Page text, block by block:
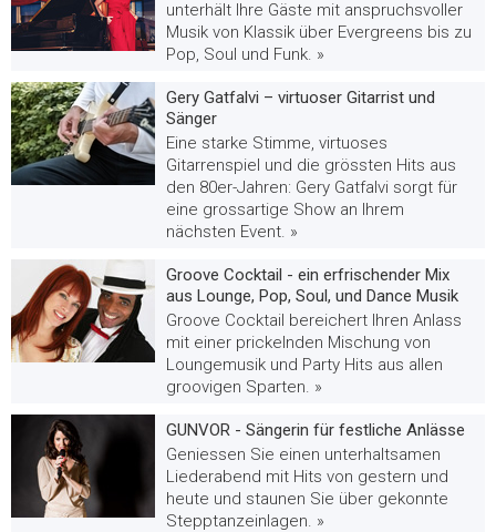
unterhält Ihre Gäste mit anspruchsvoller
Musik von Klassik über Evergreens bis zu
Pop, Soul und Funk. »
Gery Gatfalvi – virtuoser Gitarrist und
Sänger
Eine starke Stimme, virtuoses
Gitarrenspiel und die grössten Hits aus
den 80er-Jahren: Gery Gatfalvi sorgt für
eine grossartige Show an Ihrem
nächsten Event. »
Groove Cocktail - ein erfrischender Mix
aus Lounge, Pop, Soul, und Dance Musik
Groove Cocktail bereichert Ihren Anlass
mit einer prickelnden Mischung von
Loungemusik und Party Hits aus allen
groovigen Sparten. »
GUNVOR - Sängerin für festliche Anlässe
Geniessen Sie einen unterhaltsamen
Liederabend mit Hits von gestern und
heute und staunen Sie über gekonnte
Stepptanzeinlagen. »